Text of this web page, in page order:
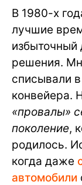
В 1980-х
лучшие
избыточный
решения.
списывали
конвейера.
«провалы»
поколение,
родилось.
когда даже
автомобили